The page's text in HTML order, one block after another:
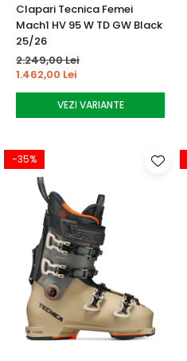
Clapari Tecnica Femei
Mach1 HV 95 W TD GW Black
25/26
2.249,00 Lei
1.462,00 Lei
VEZI VARIANTE
-35%